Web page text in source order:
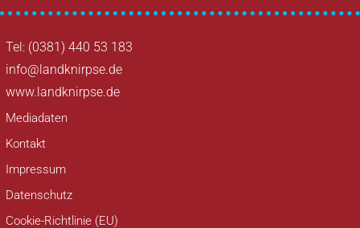
Tel: (0381) 440 53 183
info@landknirpse.de
www.landknirpse.de
Mediadaten
Kontakt
Impressum
Datenschutz
Cookie-Richtlinie (EU)